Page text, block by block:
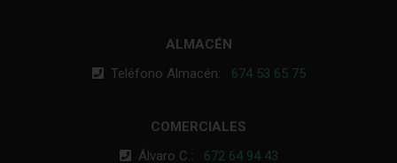
ALMACÉN
Teléfono Almacén: 674 53 65 75
COMERCIALES
Álvaro C.: 672 64 94 43